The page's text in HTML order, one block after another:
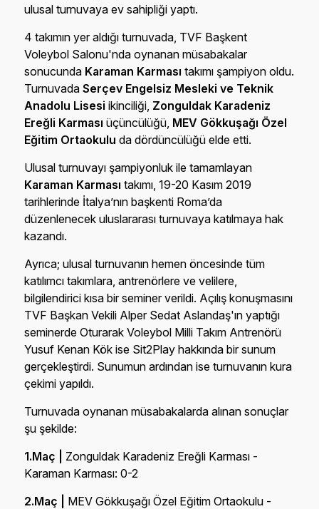
ulusal turnuvaya ev sahipliği yaptı.
4 takımın yer aldığı turnuvada, TVF Başkent
Voleybol Salonu'nda oynanan müsabakalar
sonucunda Karaman Karması takımı şampiyon oldu.
TurnuvadaSerçev Engelsiz Mesleki ve Teknik
Anadolu Lisesi ikinciliği, Zonguldak Karadeniz
Ereğli Karması üçüncülüğü, MEV Gökkuşağı Özel
Eğitim Ortaokulu da dördüncülüğü elde etti.
Ulusal turnuvayı şampiyonluk ile tamamlayan
Karaman Karması takımı, 19-20 Kasım 2019
tarihlerinde İtalya’nın başkenti Roma’da
düzenlenecek uluslararası turnuvaya katılmaya hak
kazandı.
Ayrıca; ulusal turnuvanın hemen öncesinde tüm
katılımcı takımlara, antrenörlere ve velilere,
bilgilendirici kısa bir seminer verildi. Açılış konuşmasını
TVF Başkan Vekili Alper Sedat Aslandaş'ın yaptığı
seminerde Oturarak Voleybol Milli Takım Antrenörü
Yusuf Kenan Kök ise Sit2Play hakkında bir sunum
gerçekleştirdi. Sunumun ardından ise turnuvanın kura
çekimi yapıldı.
Turnuvada oynanan müsabakalarda alınan sonuçlar
şu şekilde:
1.Maç |
Zonguldak Karadeniz Ereğli Karması -
Karaman Karması: 0-2
2.Maç |
MEV Gökkuşağı Özel Eğitim Ortaokulu -